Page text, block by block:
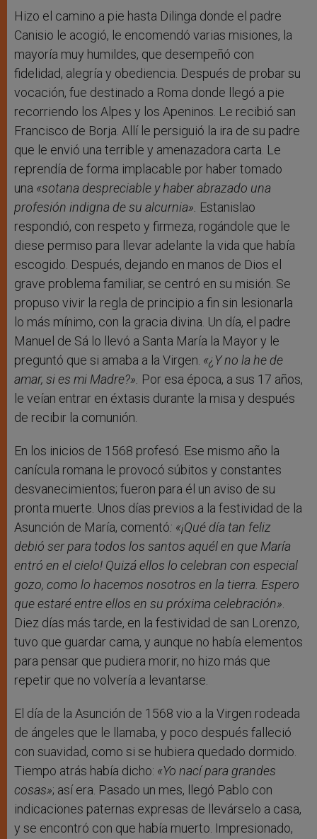
Hizo el camino a pie hasta Dilinga donde el padre
Canisio le acogió, le encomendó varias misiones, la
mayoría muy humildes, que desempeñó con
fidelidad, alegría y obediencia. Después de probar su
vocación, fue destinado a Roma donde llegó a pie
recorriendo los Alpes y los Apeninos. Le recibió san
Francisco de Borja. Allí le persiguió la ira de su padre
que le envió una terrible y amenazadora carta. Le
reprendía de forma implacable por haber tomado
una «sotana despreciable y haber abrazado una
profesión indigna de su alcurnia». Estanislao
respondió, con respeto y firmeza, rogándole que le
diese permiso para llevar adelante la vida que había
escogido. Después, dejando en manos de Dios el
grave problema familiar, se centró en su misión. Se
propuso vivir la regla de principio a fin sin lesionarla
lo más mínimo, con la gracia divina. Un día, el padre
Manuel de Sá lo llevó a Santa María la Mayor y le
preguntó que si amaba a la Virgen. «¿Y no la he de
amar, si es mi Madre?». Por esa época, a sus 17 años,
le veían entrar en éxtasis durante la misa y después
de recibir la comunión.
En los inicios de 1568 profesó. Ese mismo año la
canícula romana le provocó súbitos y constantes
desvanecimientos; fueron para él un aviso de su
pronta muerte. Unos días previos a la festividad de la
Asunción de María, comentó: «¡Qué día tan feliz
debió ser para todos los santos aquél en que María
entró en el cielo! Quizá ellos lo celebran con especial
gozo, como lo hacemos nosotros en la tierra. Espero
que estaré entre ellos en su próxima celebración».
Diez días más tarde, en la festividad de san Lorenzo,
tuvo que guardar cama, y aunque no había elementos
para pensar que pudiera morir, no hizo más que
repetir que no volvería a levantarse.
El día de la Asunción de 1568 vio a la Virgen rodeada
de ángeles que le llamaba, y poco después falleció
con suavidad, como si se hubiera quedado dormido.
Tiempo atrás había dicho: «Yo nací para grandes
cosas»; así era. Pasado un mes, llegó Pablo con
indicaciones paternas expresas de llevárselo a casa,
y se encontró con que había muerto. Impresionado,